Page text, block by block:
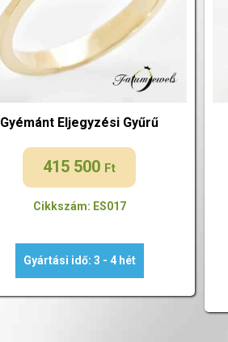
Gyémánt Eljegyzési Gyűrű
415 500 Ft
Cikkszám: ES017
Gyártási idő: 3 - 4 hét